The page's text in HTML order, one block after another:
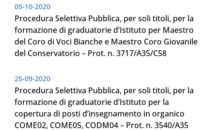
05-10-2020
Procedura Selettiva Pubblica, per soli titoli, per la
formazione di graduatorie d’Istituto per Maestro
del Coro di Voci Bianche e Maestro Coro Giovanile
del Conservatorio – Prot. n. 3717/A35/C58
25-09-2020
Procedura Selettiva Pubblica, per soli titoli, per la
formazione di graduatorie d’Istituto per la
copertura di posti d’insegnamento in organico
COME02, COME05, CODM04 – Prot. n. 3540/A35